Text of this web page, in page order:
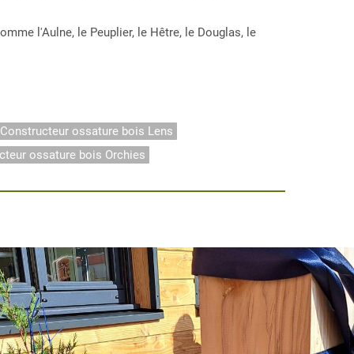
l'Aulne, le Peuplier, le Hêtre, le Douglas, le
Constructeur ossature bois Lens
ossature bois Orchies